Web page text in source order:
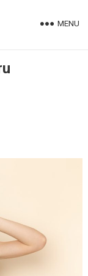
MENU